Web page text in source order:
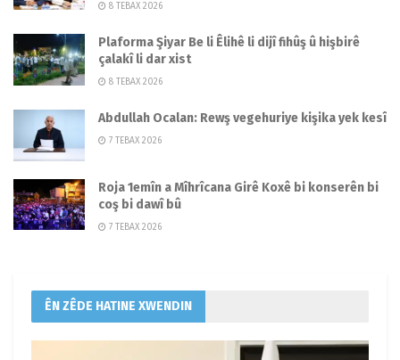
8 TEBAX 2026
Plaforma Şiyar Be li Êlihê li dijî fihûş û hişbirê
çalakî li dar xist
8 TEBAX 2026
Abdullah Ocalan: Rewş vegehuriye kişika yek kesî
7 TEBAX 2026
Roja 1emîn a Mîhrîcana Girê Koxê bi konserên bi
coş bi dawî bû
7 TEBAX 2026
ÊN ZÊDE HATINE XWENDIN